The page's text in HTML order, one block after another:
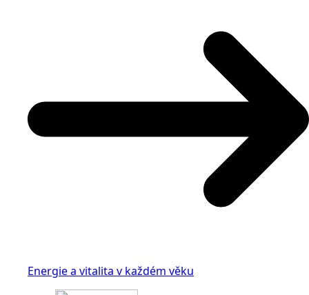
Energie a vitalita v každém věku